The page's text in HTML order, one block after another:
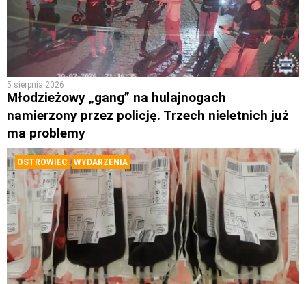
5 sierpnia 2026
Młodzieżowy „gang” na hulajnogach
namierzony przez policję. Trzech nieletnich już
ma problemy
OSTROWIEC WYDARZENIA